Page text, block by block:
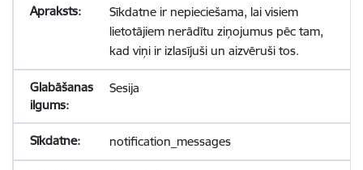
Sīkdatne ir nepieciešama, lai visiem
lietotājiem nerādītu ziņojumus pēc tam,
kad viņi ir izlasījuši un aizvēruši tos.
Sesija
notification_messages